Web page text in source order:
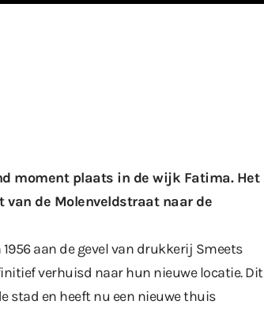
moment plaats in de wijk Fatima. Het
de Molenveldstraat naar de
aan de gevel van drukkerij Smeets
verhuisd naar hun nieuwe locatie. Dit
stad en heeft nu een nieuwe thuis